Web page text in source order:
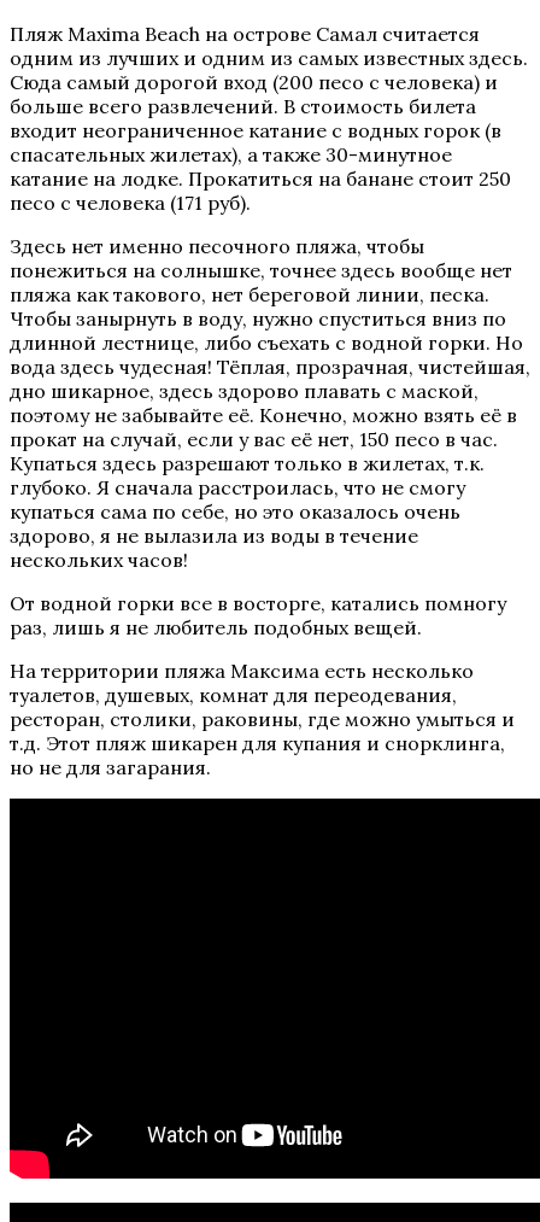
Пляж Maxima Beach на острове Самал считается
одним из лучших и одним из самых известных здесь.
Сюда самый дорогой вход (200 песо с человека) и
больше всего развлечений. В стоимость билета
входит неограниченное катание с водных горок (в
спасательных жилетах), а также 30-минутное
катание на лодке. Прокатиться на банане стоит 250
песо с человека (171 руб).
Здесь нет именно песочного пляжа, чтобы
понежиться на солнышке, точнее здесь вообще нет
пляжа как такового, нет береговой линии, песка.
Чтобы занырнуть в воду, нужно спуститься вниз по
длинной лестнице, либо съехать с водной горки. Но
вода здесь чудесная! Тёплая, прозрачная, чистейшая,
дно шикарное, здесь здорово плавать с маской,
поэтому не забывайте её. Конечно, можно взять её в
прокат на случай, если у вас её нет, 150 песо в час.
Купаться здесь разрешают только в жилетах, т.к.
глубоко. Я сначала расстроилась, что не смогу
купаться сама по себе, но это оказалось очень
здорово, я не вылазила из воды в течение
нескольких часов!
От водной горки все в восторге, катались помногу
раз, лишь я не любитель подобных вещей.
На территории пляжа Максима есть несколько
туалетов, душевых, комнат для переодевания,
ресторан, столики, раковины, где можно умыться и
т.д. Этот пляж шикарен для купания и снорклинга,
но не для загарания.